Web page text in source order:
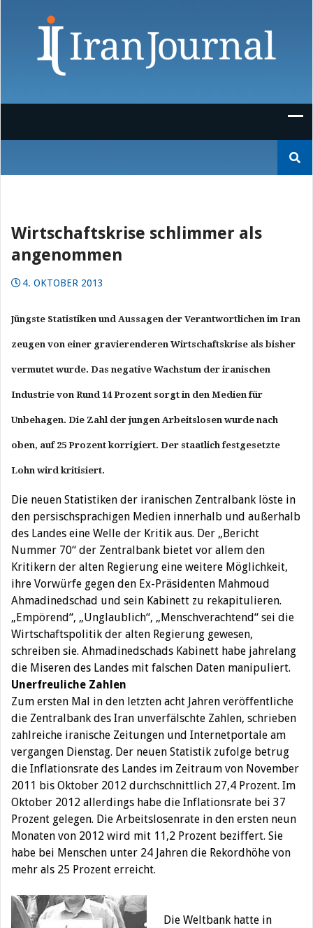
nach:
Wirtschaftskrise schlimmer als
angenommen
4. OKTOBER 2013
Jüngste Statistiken und Aussagen der Verantwortlichen im Iran
zeugen von einer gravierenderen Wirtschaftskrise als bisher
vermutet wurde. Das negative Wachstum der iranischen
Industrie von Rund 14 Prozent sorgt in den Medien für
Unbehagen. Die Zahl der jungen Arbeitslosen wurde nach
oben, auf 25 Prozent korrigiert. Der staatlich festgesetzte
Lohn wird kritisiert.
Die neuen Statistiken der iranischen Zentralbank löste in
den persischsprachigen Medien innerhalb und außerhalb
des Landes eine Welle der Kritik aus. Der „Bericht
Nummer 70“ der Zentralbank bietet vor allem den
Kritikern der alten Regierung eine weitere Möglichkeit,
ihre Vorwürfe gegen den Ex-Präsidenten Mahmoud
Ahmadinedschad und sein Kabinett zu rekapitulieren.
„Empörend“, „Unglaublich“, „Menschverachtend“ sei die
Wirtschaftspolitik der alten Regierung gewesen,
schreiben sie. Ahmadinedschads Kabinett habe jahrelang
die Miseren des Landes mit falschen Daten manipuliert.
Unerfreuliche Zahlen
Zum ersten Mal in den letzten acht Jahren veröffentliche
die Zentralbank des Iran unverfälschte Zahlen, schrieben
zahlreiche iranische Zeitungen und Internetportale am
vergangen Dienstag. Der neuen Statistik zufolge betrug
die Inflationsrate des Landes im Zeitraum von November
2011 bis Oktober 2012 durchschnittlich 27,4 Prozent. Im
Oktober 2012 allerdings habe die Inflationsrate bei 37
Prozent gelegen. Die Arbeitslosenrate in den ersten neun
Monaten von 2012 wird mit 11,2 Prozent beziffert. Sie
habe bei Menschen unter 24 Jahren die Rekordhöhe von
mehr als 25 Prozent erreicht.
Die Weltbank hatte in